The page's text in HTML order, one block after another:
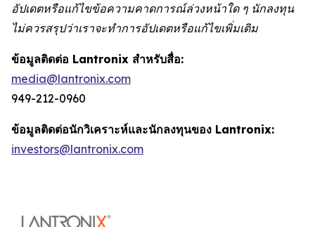
อัปเดตหรือแก้ไขข้อความคาดการณ์ล่วงหน้าใด ๆ นักลงทุน
ไม่ควรสรุปว่าเราจะทำการอัปเดตหรือแก้ไขเพิ่มเติม
ข้อมูลติดต่อ Lantronix สำหรับสื่อ:
media@lantronix.com
949-212-0960
ข้อมูลติดต่อนักวิเคราะห์และนักลงทุนของ Lantronix:
investors@lantronix.com